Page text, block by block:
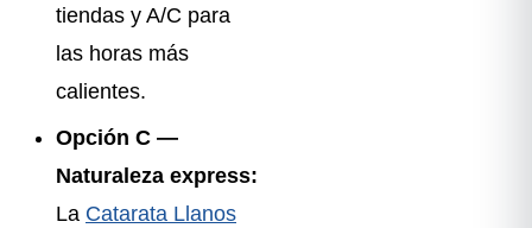
tiendas y A/C para
las horas más
calientes.
Opción C —
Naturaleza express:
La Catarata Llanos